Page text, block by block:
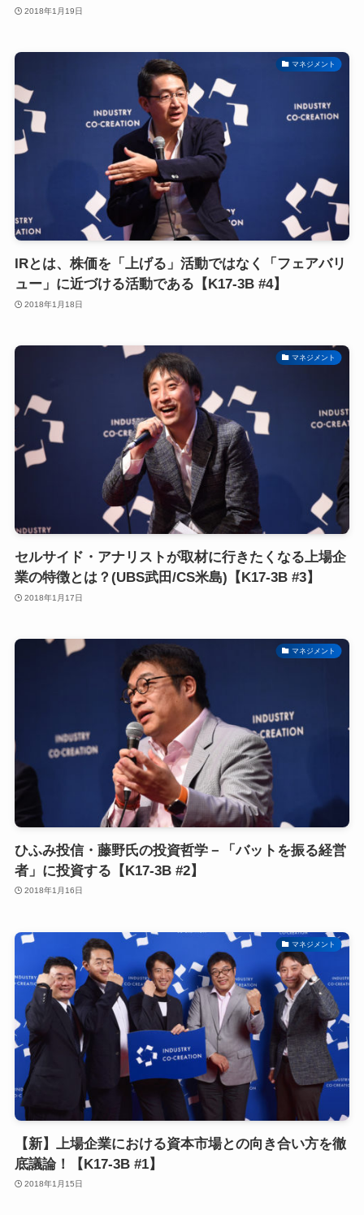
2018年1月19日
マネジメント
IRとは、株価を「上げる」活動ではなく「フェアバリ
ュー」に近づける活動である【K17-3B #4】
2018年1月18日
マネジメント
セルサイド・アナリストが取材に行きたくなる上場企
業の特徴とは？(UBS武田/CS米島)【K17-3B #3】
2018年1月17日
マネジメント
ひふみ投信・藤野氏の投資哲学－「バットを振る経営
者」に投資する【K17-3B #2】
2018年1月16日
マネジメント
【新】上場企業における資本市場との向き合い方を徹
底議論！【K17-3B #1】
2018年1月15日